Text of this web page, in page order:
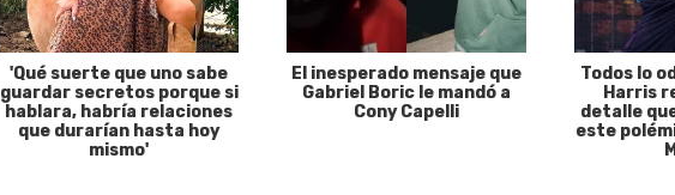
'Qué suerte que uno sabe
guardar secretos porque si
hablara, habría relaciones
que durarían hasta hoy
mismo'
El inesperado mensaje que
Gabriel Boric le mandó a
Cony Capelli
Todos lo
Harris
detalle
este